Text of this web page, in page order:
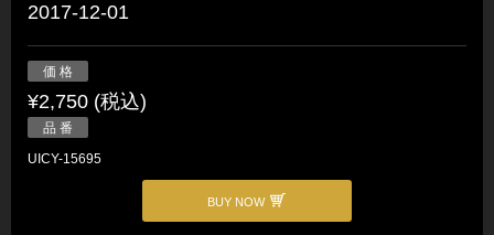
2017-12-01
価 格
¥2,750 (税込)
品 番
UICY-15695
BUY NOW